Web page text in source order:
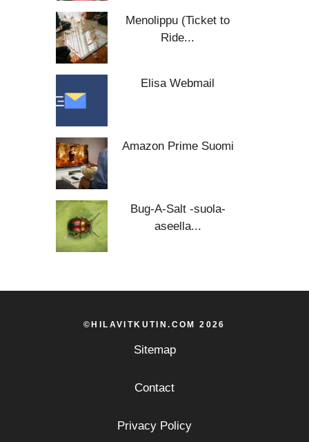
Menolippu (Ticket to
Ride...
Elisa Webmail
Amazon Prime Suomi
Bug-A-Salt -suola-
aseella...
©HILAVITKUTIN.COM 2026
Sitemap
Contact
Privacy Policy